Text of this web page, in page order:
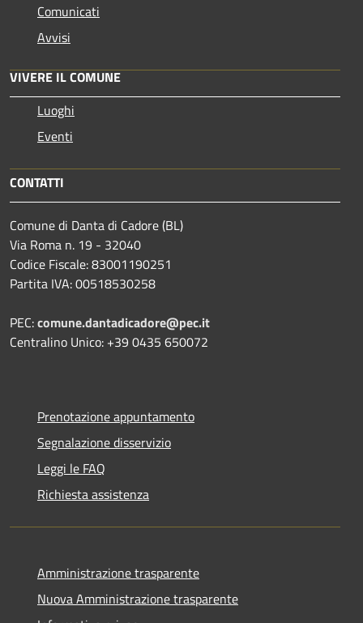
Comunicati
Avvisi
VIVERE IL COMUNE
Luoghi
Eventi
CONTATTI
Comune di Danta di Cadore (BL)
Via Roma n. 19 - 32040
Codice Fiscale: 83001190251
Partita IVA: 00518530258
PEC:comune.dantadicadore@pec.it
Centralino Unico: +39 0435 650072
Prenotazione appuntamento
Segnalazione disservizio
Leggi le FAQ
Richiesta assistenza
Amministrazione trasparente
Nuova Amministrazione trasparente